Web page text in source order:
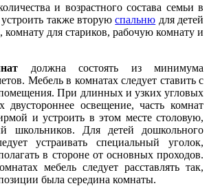
и возрастного состава семьи в
также вторуюспальню для детей
комнату для стариков, рабочую комнату и
должна состоять из минимума
Мебель в комнатах следует ставить с
При длинных и узких угловых
освещение, часть комнат
и устроить в этом месте столовую,
школьников. Для детей дошкольного
устраивать специальный уголок,
в стороне от основных проходов.
мебель следует расставлять так,
была середина комнаты.